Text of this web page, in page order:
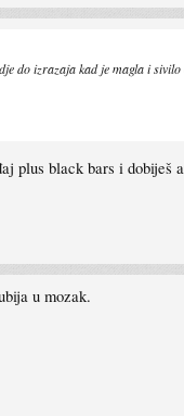
do izrazaja kad je magla i
plus black bars i dobiješ
u mozak.